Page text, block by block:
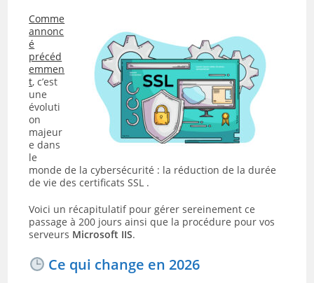
Comme
annonc
é
précéd
emmen
t, c’est
une
évoluti
on
majeur
e dans
le
monde de la cybersécurité : la réduction de la durée
de vie des certificats SSL .
Voici un récapitulatif pour gérer sereinement ce
passage à 200 jours ainsi que la procédure pour vos
serveurs Microsoft IIS.
Ce qui change en 2026